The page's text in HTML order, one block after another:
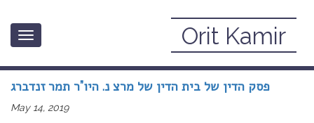
Toggle
Orit Kamir
פסק הדין של בית הדין של מרצ נ. היו”ר תמר זנדברג
May 14, 2019